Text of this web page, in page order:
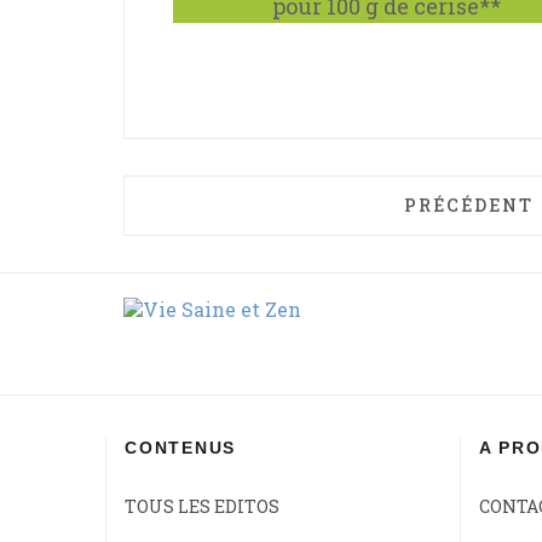
ARTICLE
PRÉCÉDENT
CONTENUS
TOUS LES EDITOS
A